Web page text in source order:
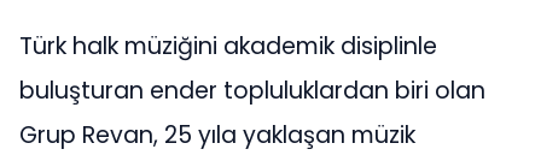
Türk halk müziğini akademik disiplinle
buluşturan ender topluluklardan biri olan
Grup Revan, 25 yıla yaklaşan müzik